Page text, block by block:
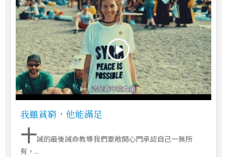
我雖貧窮，他能滿足
十誡的最後誡命教導我們要敞開心門承認自己一無所
有，...